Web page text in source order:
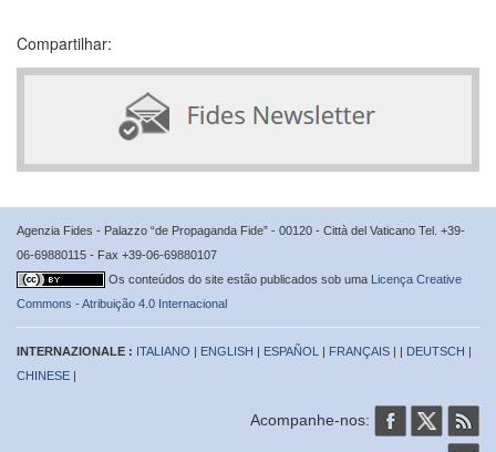
Compartilhar:
Agenzia Fides - Palazzo “de Propaganda Fide” - 00120 - Città del Vaticano Tel. +39-
06-69880115 - Fax +39-06-69880107
Os conteúdos do site estão publicados sob uma Licença Creative
Commons - Atribuição 4.0 Internacional
INTERNAZIONALE : ITALIANO | ENGLISH | ESPAÑOL | FRANÇAIS | | DEUTSCH |
CHINESE |
Acompanhe-nos: